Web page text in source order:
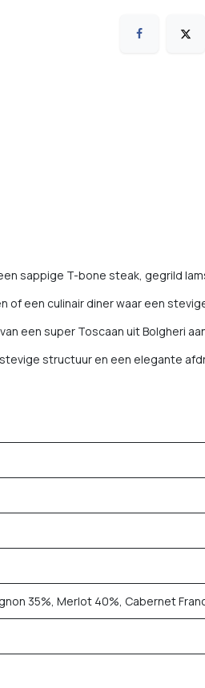
sappige T-bone steak, gegrild
of een culinair diner waar een
een super Toscaan uit Bolgheri
structuur en een elegante
35%, Merlot 40%, Cabernet